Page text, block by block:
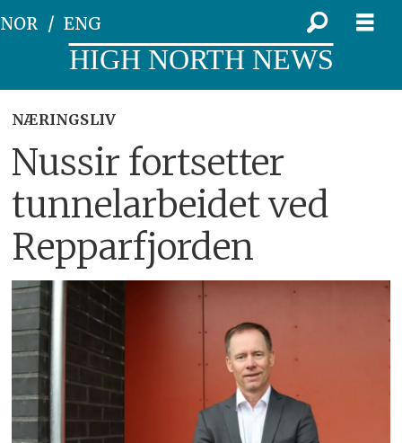
NOR ENG
HIGH NORTH NEWS
NÆRINGSLIV
Nussir fortsetter
tunnelarbeidet ved
Repparfjorden